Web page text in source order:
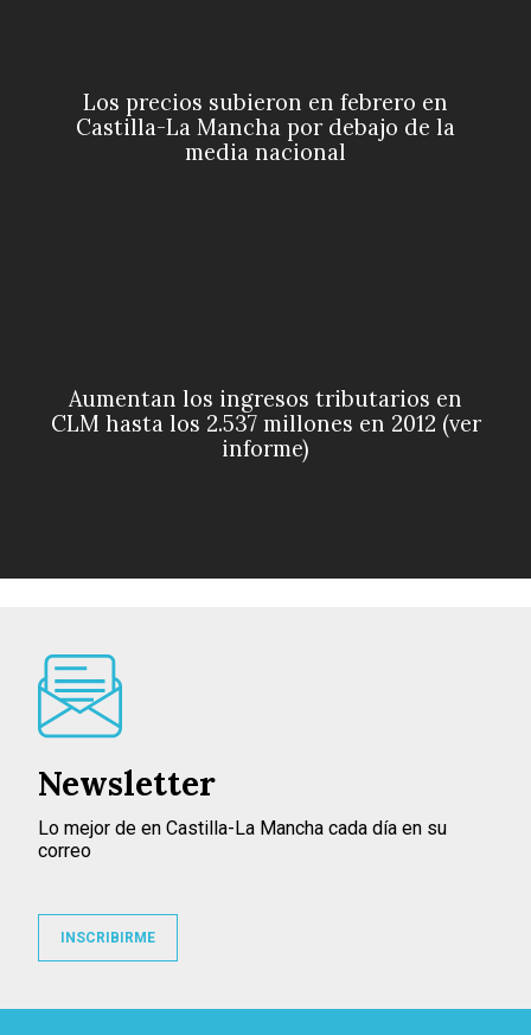
Los precios subieron en febrero en
Castilla-La Mancha por debajo de la
media nacional
Aumentan los ingresos tributarios en
CLM hasta los 2.537 millones en 2012 (ver
informe)
Newsletter
Lo mejor de en Castilla-La Mancha cada día en su
correo
INSCRIBIRME